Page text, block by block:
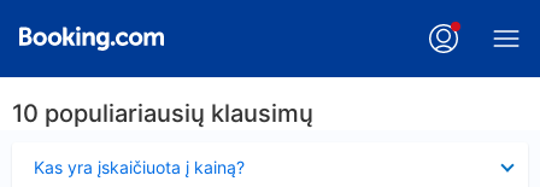
10 populiariausių klausimų
Kas yra įskaičiuota į kainą?